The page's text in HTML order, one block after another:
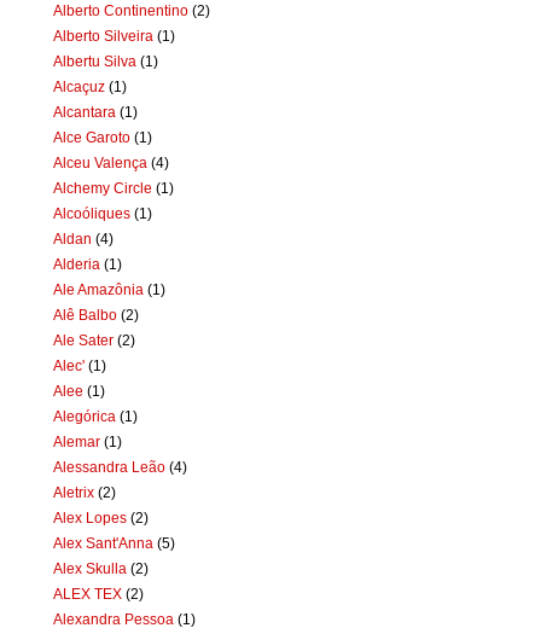
Alberto Continentino (2)
Alberto Silveira (1)
Albertu Silva (1)
Alcaçuz (1)
Alcantara (1)
Alce Garoto (1)
Alceu Valença (4)
Alchemy Circle (1)
Alcoóliques (1)
Aldan (4)
Alderia (1)
Ale Amazônia (1)
Alê Balbo (2)
Ale Sater (2)
Alec' (1)
Alee (1)
Alegórica (1)
Alemar (1)
Alessandra Leão (4)
Aletrix (2)
Alex Lopes (2)
Alex Sant'Anna (5)
Alex Skulla (2)
ALEX TEX (2)
Alexandra Pessoa (1)